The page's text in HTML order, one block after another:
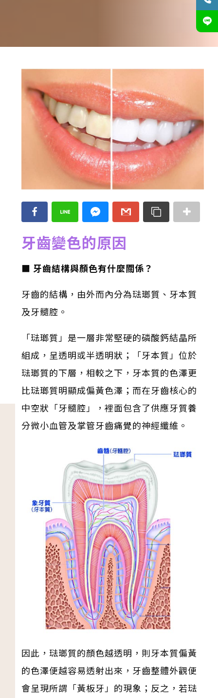
牙齒變色的原因
■ 牙齒結構與顏色有什麼關係？
牙齒的結構，由外而內分為琺瑯質、牙本質
及牙髓腔。
「琺瑯質」是一層非常堅硬的磷酸鈣結晶所
組成，呈透明或半透明狀；「牙本質」位於
琺瑯質的下層，相較之下，牙本質的色澤更
比琺瑯質明顯成偏黃色澤；而在牙齒核心的
中空狀「牙髓腔」，裡面包含了供應牙質養
分微小血管及掌管牙齒痛覺的神經纖維。
因此，琺瑯質的顏色越透明，則牙本質偏黃
的色澤便越容易透射出來，牙齒整體外觀便
會呈現所謂「黃板牙」的現象；反之，若琺